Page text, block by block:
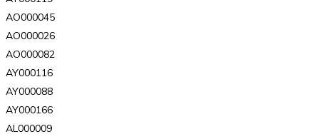
AO000045
AO000026
AO000082
AY000116
AY000088
AY000166
AL000009